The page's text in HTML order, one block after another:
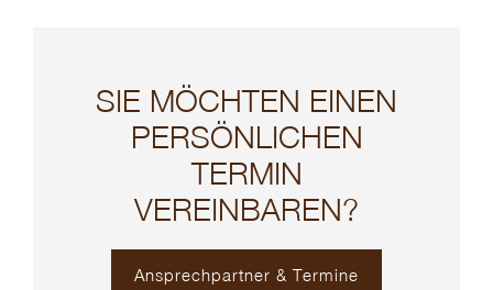
SIE MÖCHTEN EINEN
PERSÖNLICHEN
TERMIN
VEREINBAREN?
Ansprechpartner & Termine